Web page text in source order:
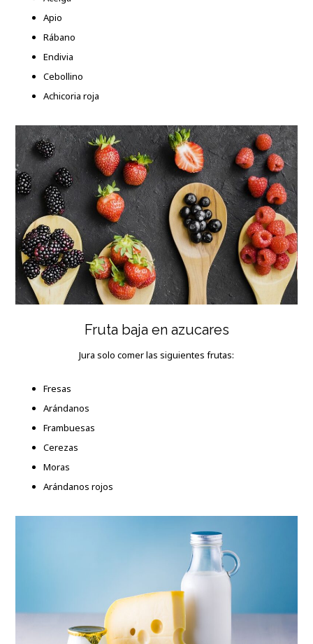
Apio
Rábano
Endivia
Cebollino
Achicoria roja
Fruta baja en azucares
Jura solo comer las siguientes frutas:
Fresas
Arándanos
Frambuesas
Cerezas
Moras
Arándanos rojos